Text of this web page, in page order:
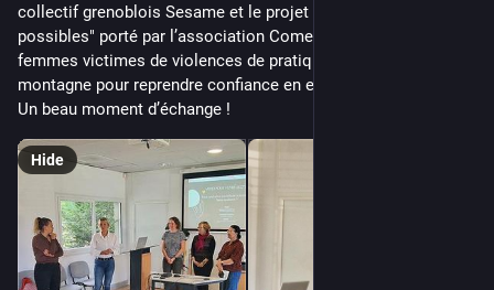
collectif grenoblois Sesame et le projet "Sentier des
possibles" porté par l’association Comet’, qui permet à des
femmes victimes de violences de pratiquer la randonnée en
montagne pour reprendre confiance en elles et s’émanciper.
Un beau moment d’échange !
Hide